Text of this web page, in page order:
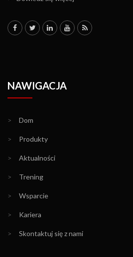
NAWIGACJA
> Dom
> Produkty
> Aktualności
> Trening
> Wsparcie
> Kariera
> Skontaktuj się z nami